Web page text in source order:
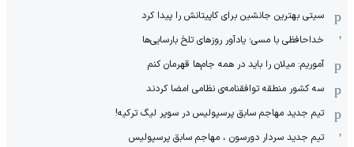
سیتی بهترین جانشین برای کاپیتانش را پیدا کرد
خداحافظی با مسی؛ یادآور روزهای تلخ بارسایی‌ها
آموریم: میلان را باید در همه جام‌ها قهرمان کنم
سه کشور منطقه توافقنامه‌ی نظامی امضا کردند
تیم جدید مهاجم سابق پرسپولیس در سوپر لیگ ترکیه!
تیم جدید سردار دورسون ، مهاجم سابق پرسپولیس